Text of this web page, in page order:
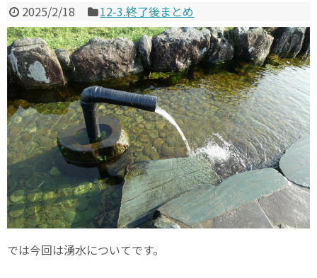
2025/2/18 12-3.終了後まとめ
では今回は湧水についてです。